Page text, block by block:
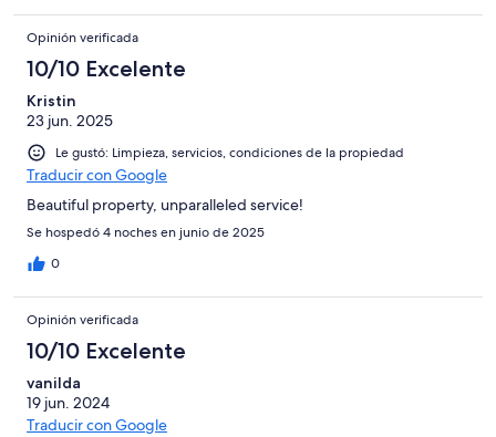
Opinión verificada
10/10 Excelente
Kristin
23 jun. 2025
Le gustó: Limpieza, servicios, condiciones de la propiedad
Traducir con Google
Beautiful property, unparalleled service!
Se hospedó 4 noches en junio de 2025
0
Opinión verificada
10/10 Excelente
vanilda
19 jun. 2024
Traducir con Google